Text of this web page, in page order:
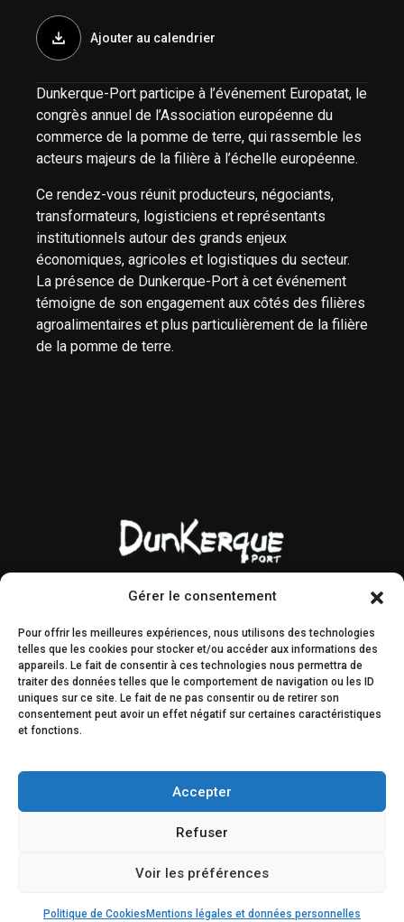
Gérer le consentement
Pour offrir les meilleures expériences, nous utilisons des technologies
telles que les cookies pour stocker et/ou accéder aux informations des
appareils. Le fait de consentir à ces technologies nous permettra de
traiter des données telles que le comportement de navigation ou les ID
uniques sur ce site. Le fait de ne pas consentir ou de retirer son
consentement peut avoir un effet négatif sur certaines caractéristiques
et fonctions.
Accepter
Refuser
Voir les préférences
Politique de Cookies Mentions légales et données personnelles
Ajouter au calendrier
Dunkerque-Port participe à l’événement Europatat, le
congrès annuel de l’Association européenne du
commerce de la pomme de terre, qui rassemble les
acteurs majeurs de la filière à l’échelle européenne.
Ce rendez-vous réunit producteurs, négociants,
transformateurs, logisticiens et représentants
institutionnels autour des grands enjeux
économiques, agricoles et logistiques du secteur.
La présence de Dunkerque-Port à cet événement
témoigne de son engagement aux côtés des filières
agroalimentaires et plus particulièrement de la filière
de la pomme de terre.
Droit à l’image
Plan du site
AMI & MIS
Engagements
éthiques
Concertation du public